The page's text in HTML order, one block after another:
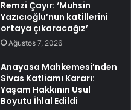
Remzi Çayır: ‘Muhsin
Yazıcıoğlu’nun katillerini
ortaya çıkaracağız’
Ağustos 7, 2026
Anayasa Mahkemesi’nden
Sivas Katliamı Kararı:
Yaşam Hakkının Usul
Boyutu İhlal Edildi